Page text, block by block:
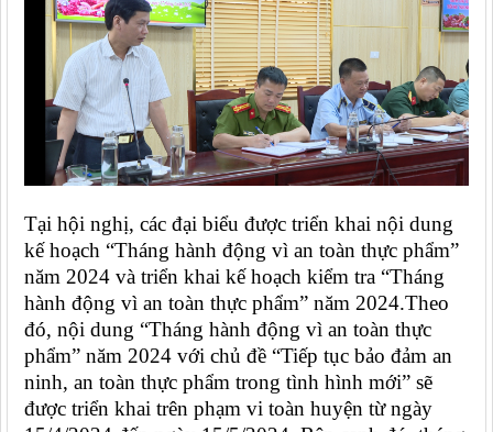
Tại hội nghị, các đại biểu được triển khai nội dung
kế hoạch “Tháng hành động vì an toàn thực phẩm”
năm 2024 và triển khai kế hoạch kiểm tra “Tháng
hành động vì an toàn thực phẩm” năm 2024.Theo
đó, nội dung “Tháng hành động vì an toàn thực
phẩm” năm 2024 với chủ đề “Tiếp tục bảo đảm an
ninh, an toàn thực phẩm trong tình hình mới” sẽ
được triển khai trên phạm vi toàn huyện từ ngày